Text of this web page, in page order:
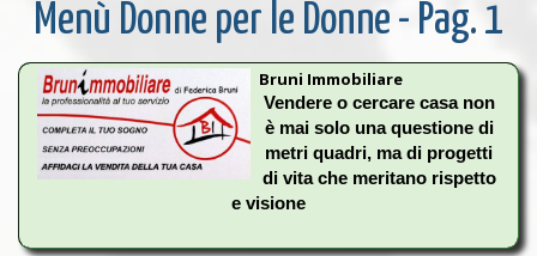
Menù Donne per le Donne - Pag. 1
Bruni Immobiliare
Vendere o cercare casa non
è mai solo una questione di
metri quadri, ma di progetti
di vita che meritano rispetto
e visione